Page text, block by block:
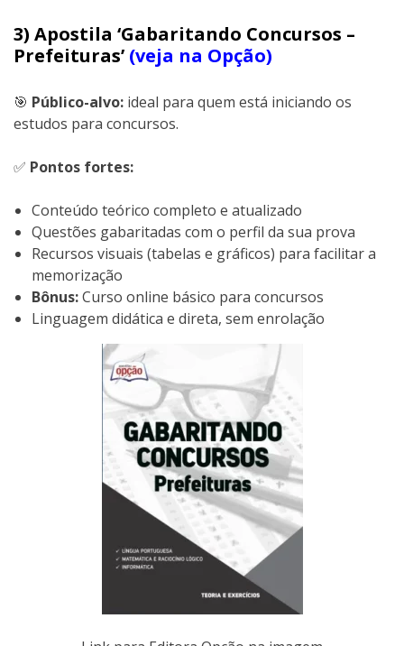
3) Apostila ‘Gabaritando Concursos –
Prefeituras’ (veja na Opção)
🎯 Público-alvo: ideal para quem está iniciando os
estudos para concursos.
✅ Pontos fortes:
Conteúdo teórico completo e atualizado
Questões gabaritadas com o perfil da sua prova
Recursos visuais (tabelas e gráficos) para facilitar a
memorização
Bônus:Curso online básico para concursos
Linguagem didática e direta, sem enrolação